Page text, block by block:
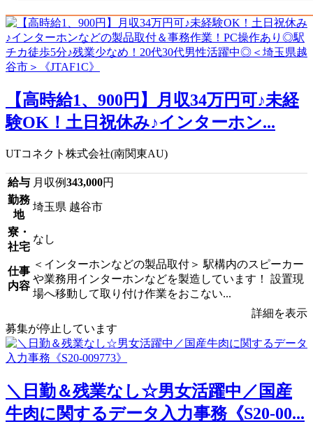
【高時給1、900円】月収34万円可♪未経
験OK！土日祝休み♪インターホン...
UTコネクト株式会社(南関東AU)
給与 月収例343,000円
勤務
地
埼玉県 越谷市
寮・
社宅
なし
仕事
内容
＜インターホンなどの製品取付＞ 駅構内のスピーカー
や業務用インターホンなどを製造しています！ 設置現
場へ移動して取り付け作業をおこない...
詳細を表示
募集が停止しています
＼日勤＆残業なし☆男女活躍中／国産
牛肉に関するデータ入力事務《S20-00...